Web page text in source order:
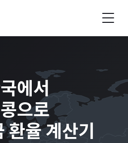
에서
으로
환율 계산기